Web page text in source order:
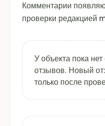
Комментарии
проверки редакцией
У объекта пока
отзывов. Новый
только после